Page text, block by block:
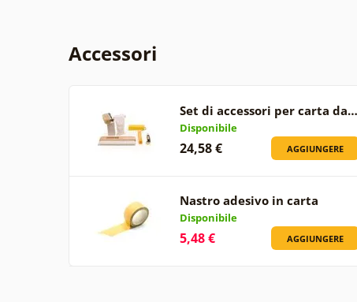
Accessori
Set di accessori per carta da…
Disponibile
24,58 € AGGIUNGERE
Nastro adesivo in carta
Disponibile
5,48 € AGGIUNGERE